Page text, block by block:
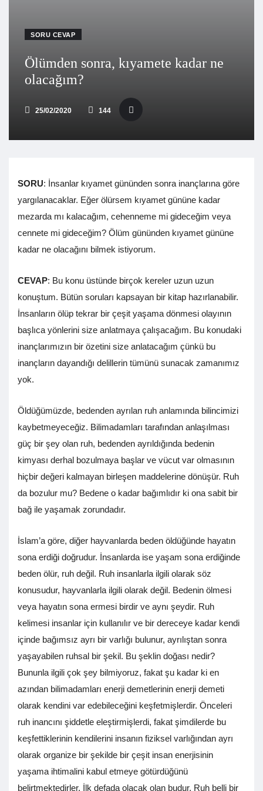
SORU CEVAP
Ölümden sonra, kıyamete kadar ne
olacağım?
25/02/2020 144
SORU: İnsanlar kıyamet gününden sonra inançlarına göre
yargılanacaklar. Eğer ölürsem kıyamet gününe kadar
mezarda mı kalacağım, cehenneme mi gideceğim veya
cennete mi gideceğim? Ölüm gününden kıyamet gününe
kadar ne olacağını bilmek istiyorum.
CEVAP: Bu konu üstünde birçok kereler uzun uzun
konuştum. Bütün soruları kapsayan bir kitap hazırlanabilir.
İnsanların ölüp tekrar bir çeşit yaşama dönmesi olayının
başlıca yönlerini size anlatmaya çalışacağım. Bu konudaki
inançlarımızın bir özetini size anlatacağım çünkü bu
inançların dayandığı delillerin tümünü sunacak zamanımız
yok.
Öldüğümüzde, bedenden ayrılan ruh anlamında bilincimizi
kaybetmeyeceğiz. Bilimadamları tarafından anlaşılması
güç bir şey olan ruh, bedenden ayrıldığında bedenin
kimyası derhal bozulmaya başlar ve vücut var olmasının
hiçbir değeri kalmayan birleşen maddelerine dönüşür. Ruh
da bozulur mu? Bedene o kadar bağımlıdır ki ona sabit bir
bağ ile yaşamak zorundadır.
İslam’a göre, diğer hayvanlarda beden öldüğünde hayatın
sona erdiği doğrudur. İnsanlarda ise yaşam sona erdiğinde
beden ölür, ruh değil. Ruh insanlarla ilgili olarak söz
konusudur, hayvanlarla ilgili olarak değil. Bedenin ölmesi
veya hayatın sona ermesi birdir ve aynı şeydir. Ruh
kelimesi insanlar için kullanılır ve bir dereceye kadar kendi
içinde bağımsız ayrı bir varlığı bulunur, ayrılıştan sonra
yaşayabilen ruhsal bir şekil. Bu şeklin doğası nedir?
Bununla ilgili çok şey bilmiyoruz, fakat şu kadar ki en
azından bilimadamları enerji demetlerinin enerji demeti
olarak kendini var edebileceğini keşfetmişlerdir. Önceleri
ruh inancını şiddetle eleştirmişlerdi, fakat şimdilerde bu
keşfettiklerinin kendilerini insanın fiziksel varlığından ayrı
olarak organize bir şekilde bir çeşit insan enerjisinin
yaşama ihtimalini kabul etmeye götürdüğünü
belirtmektedirler. İlk defada olacak olan budur. Ruh belli bir